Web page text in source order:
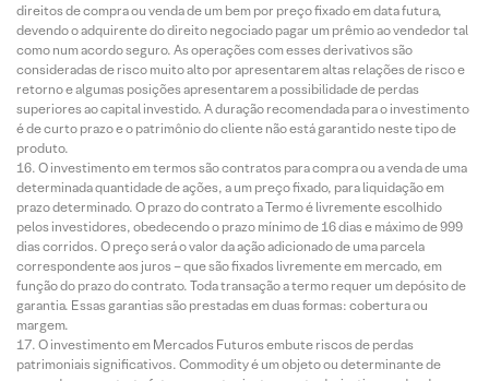
direitos de compra ou venda de um bem por preço fixado em data futura,
devendo o adquirente do direito negociado pagar um prêmio ao vendedor tal
como num acordo seguro. As operações com esses derivativos são
consideradas de risco muito alto por apresentarem altas relações de risco e
retorno e algumas posições apresentarem a possibilidade de perdas
superiores ao capital investido. A duração recomendada para o investimento
é de curto prazo e o patrimônio do cliente não está garantido neste tipo de
produto.
O investimento em termos são contratos para compra ou a venda de uma
determinada quantidade de ações, a um preço fixado, para liquidação em
prazo determinado. O prazo do contrato a Termo é livremente escolhido
pelos investidores, obedecendo o prazo mínimo de 16 dias e máximo de 999
dias corridos. O preço será o valor da ação adicionado de uma parcela
correspondente aos juros – que são fixados livremente em mercado, em
função do prazo do contrato. Toda transação a termo requer um depósito de
garantia. Essas garantias são prestadas em duas formas: cobertura ou
margem.
O investimento em Mercados Futuros embute riscos de perdas
patrimoniais significativos. Commodity é um objeto ou determinante de